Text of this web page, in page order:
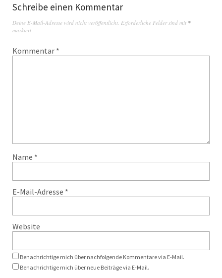
Schreibe einen Kommentar
Deine E-Mail-Adresse wird nicht veröffentlicht. Erforderliche Felder sind mit *
markiert
Kommentar *
Name *
E-Mail-Adresse *
Website
Benachrichtige mich über nachfolgende Kommentare via E-Mail.
Benachrichtige mich über neue Beiträge via E-Mail.